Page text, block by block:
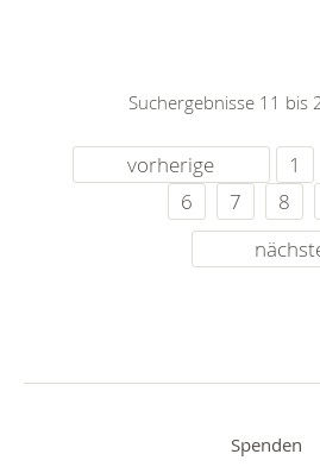
Suchergebnisse 11 bis
vorherige 1
6
7 8
Spenden